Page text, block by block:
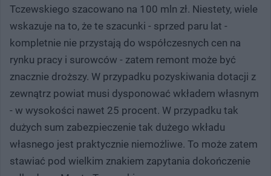
Tczewskiego szacowano na 100 mln zł. Niestety, wiele
wskazuje na to, że te szacunki - sprzed paru lat -
kompletnie nie przystają do współczesnych cen na
rynku pracy i surowców - zatem remont może być
znacznie droższy. W przypadku pozyskiwania dotacji z
zewnątrz powiat musi dysponować wkładem własnym
- w wysokości nawet 25 procent. W przypadku tak
dużych sum zabezpieczenie tak dużego wkładu
własnego jest praktycznie niemożliwe. To może zatem
stawiać pod wielkim znakiem zapytania dokończenie